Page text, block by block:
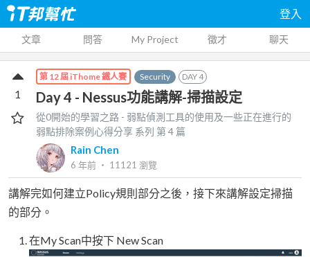
登入
文章 問答 My Project 徵才 聊天
第 12 屆 iThome 鐵人賽 Security DAY4
Day 4 - Nessus功能講解-掃描設定
從0開始的學習之路 - 弱點偵測工具的使用及一些正在進行的
弱點排除案例心得分享 系列 第4 篇
Rain Chen
6 年前 ‧ 11121 瀏覽
1
講解完如何建立Policy規則部分之後，接下來講解設定掃描
的部分。
在My Scan中按下 New Scan